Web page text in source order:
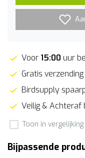
Voor 15:00 uur
Gratis
Birdsupply
Veilig &
Toon in vergelijking
Bijpassende